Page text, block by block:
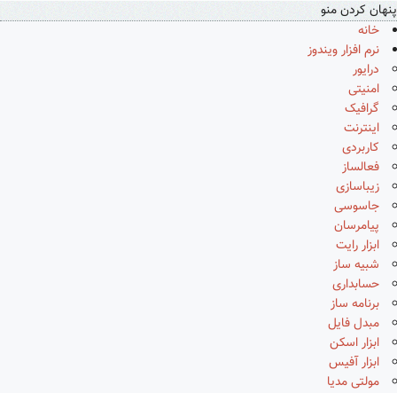
پنهان کردن منو
خانه
نرم افزار ویندوز
درایور
امنیتی
گرافیک
اینترنت
کاربردی
فعالساز
زیباسازی
جاسوسی
پیامرسان
ابزار رایت
شبیه ساز
حسابداری
برنامه ساز
مبدل فایل
ابزار اسکن
ابزار آفیس
مولتی مدیا